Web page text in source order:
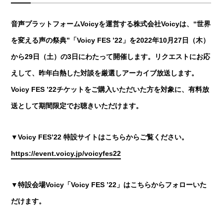
音声プラットフォームVoicyを運営する株式会社Voicyは、“世界
を変える声の祭典”「Voicy FES ’22」を2022年10月27日（木）
から29日（土）の3日にわたって開催します。リクエストにお応
えして、昨年白熱した対談を厳選しアーカイブ放送します。
Voicy FES ’22チケットをご購入いただいた方を対象に、有料放
送として期間限定でお聴きいただけます。
▼Voicy FES’22 特設サイトはこちらからご覧ください。
https://event.voicy.jp/voicyfes22
▼特設会場Voicy「Voicy FES ’22」はこちらからフォローいた
だけます。